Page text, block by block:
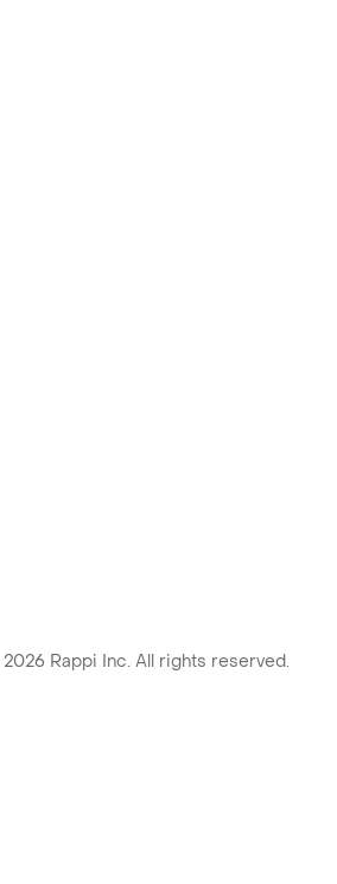
2026 Rappi Inc. All rights reserved.